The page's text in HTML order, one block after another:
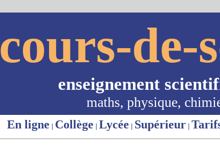
cours-de-
enseignement
maths, physique,
En ligne | Collège | Lycée | Supérieur |